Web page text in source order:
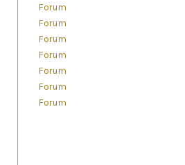
Forum
Forum
Forum
Forum
Forum
Forum
Forum